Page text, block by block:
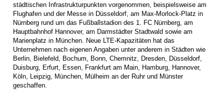
städtischen Infrastrukturpunkten vorgenommen, beispielsweise am
Flughafen und der Messe in Düsseldorf, am Max-Morlock-Platz in
Nürnberg rund um das Fußballstadion des 1. FC Nürnberg, am
Hauptbahnhof Hannover, am Darmstädter Stadtwald sowie am
Marienplatz in München. Neue LTE-Kapazitäten hat das
Unternehmen nach eigenen Angaben unter anderem in Städten wie
Berlin, Bielefeld, Bochum, Bonn, Chemnitz, Dresden, Düsseldorf,
Duisburg, Erfurt, Essen, Frankfurt am Main, Hamburg, Hannover,
Köln, Leipzig, München, Mülheim an der Ruhr und Münster
geschaffen.